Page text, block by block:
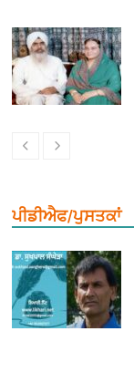
ਪੀਡੀਐਫ/ਪੁਸਤਕਾਂ